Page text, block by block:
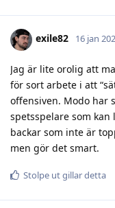
exile82 16 jan
Jag är lite orolig att
för sort arbete i att
offensiven. Modo har
spetsspelare som
backar som inte är
men gör det smart.
Stolpe utgillar detta